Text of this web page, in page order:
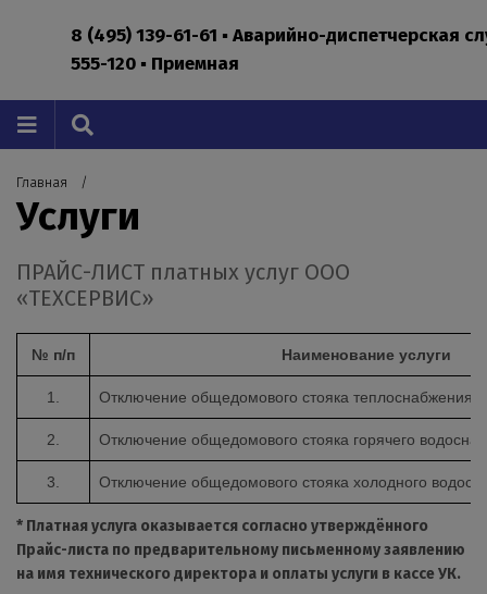
Главная
Услуги
ПРАЙС-ЛИСТ платных услуг ООО
«ТЕХСЕРВИС»
№ п/п Наименование услуги
1. Отключение общедомового стояка теплоснабжения
2. Отключение общедомового стояка горячего
3. Отключение общедомового стояка холодного
* Платная услуга оказывается согласно утверждённого
Прайс-листа по предварительному письменному заявлению
на имя технического директора и оплаты услуги в кассе УК.
8 (495) 139-61-61 ▪ Аварийно-диспетчерская
555-120 ▪ Приемная